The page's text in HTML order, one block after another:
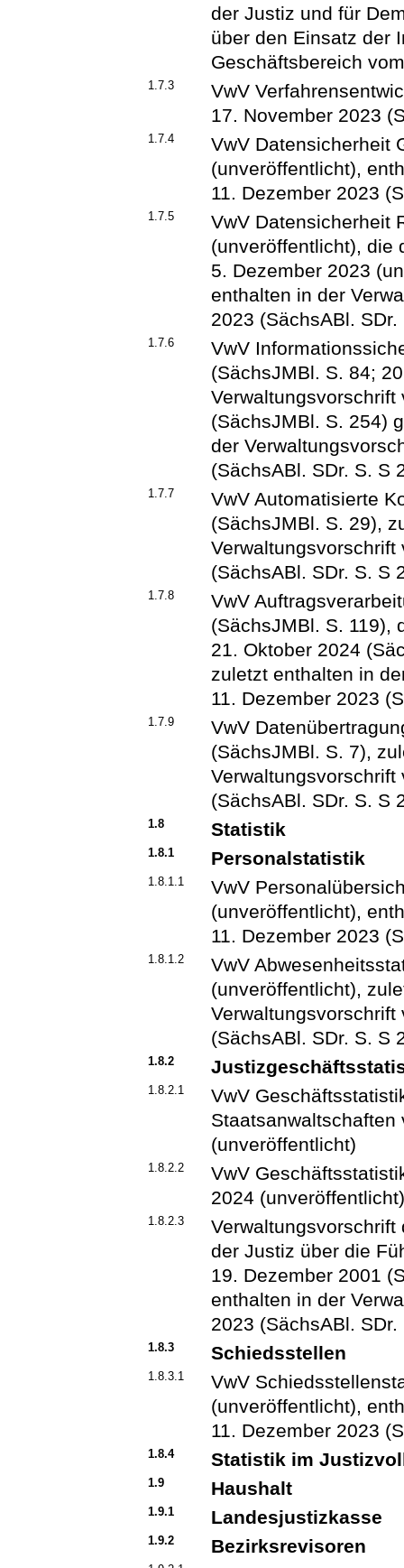
der Justiz und für
über den Einsatz der
Geschäftsbereich
1.7.3
VwV
17. November 2023
1.7.4
VwV Datensicherheit
(unveröffentlicht),
11. Dezember 2023
1.7.5
VwV Datensicherheit
(unveröffentlicht), die
5. Dezember 2023
enthalten in der
2023 (SächsABl. SDr.
1.7.6
VwV
(SächsJMBl. S. 84;
Verwaltungsvorschrift
(SächsJMBl. S. 254)
der
(SächsABl. SDr. S. S
1.7.7
VwV Automatisierte
(SächsJMBl. S. 29),
Verwaltungsvorschrift
(SächsABl. SDr. S. S
1.7.8
VwV
(SächsJMBl. S. 119),
21. Oktober 2024
zuletzt enthalten in
11. Dezember 2023
1.7.9
VwV
(SächsJMBl. S. 7),
Verwaltungsvorschrift
(SächsABl. SDr. S. S
1.8 Statistik
1.8.1 Personalstatistik
1.8.1.1
VwV
(unveröffentlicht),
11. Dezember 2023
1.8.1.2
VwV
(unveröffentlicht),
Verwaltungsvorschrift
(SächsABl. SDr. S. S
1.8.2
1.8.2.1
VwV
(unveröffentlicht)
1.8.2.2
VwV
2024 (unveröffentlicht)
1.8.2.3
der Justiz über die
19. Dezember 2001
enthalten in der
2023 (SächsABl. SDr.
1.8.3 Schiedsstellen
1.8.3.1
VwV
(unveröffentlicht),
11. Dezember 2023
1.8.4 Statistik im
1.9 Haushalt
1.9.1 Landesjustizkasse
1.9.2 Bezirksrevisoren